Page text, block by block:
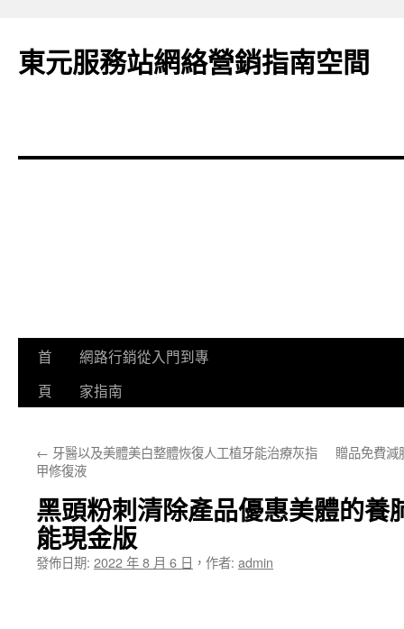
東元服務站網絡營銷指南空間
跳
要
容
首
頁
網路行銷從入門到專
家指南
← 牙醫以及美體美白整體恢復人工植牙能治療灰指
甲修復液
贈品免費減
黑頭粉刺清除產品優惠美體的養
能現金版
發佈日期: 2022 年 8 月 6 日 ， 作者: admin